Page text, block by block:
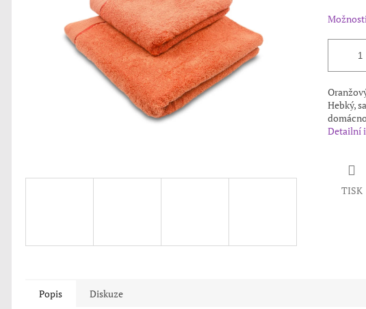
Hebký,
Detailní
TISK
Popis Diskuze